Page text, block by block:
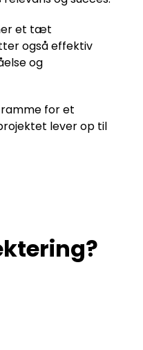
et tæt
også effektiv
og
for et
lever op til